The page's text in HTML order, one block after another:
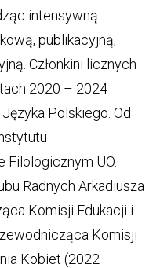
intensywną
publikacyjną,
Członkini licznych
2020 – 2024
Polskiego. Od
Filologicznym UO.
Radnych Arkadiusza
Komisji Edukacji i
Komisji
Kobiet (2022–